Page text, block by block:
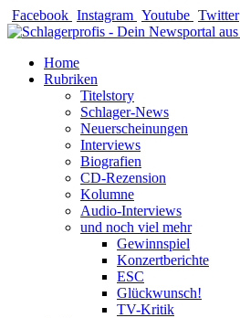
Zum
Inhalt
Facebook Instagram Youtube Twitter
Home
Rubriken
Titelstory
Schlager-News
Neuerscheinungen
Interviews
Biografien
CD-Rezension
Kolumne
Audio-Interviews
und noch viel mehr
Gewinnspiel
Konzertberichte
ESC
Glückwunsch!
TV-Kritik